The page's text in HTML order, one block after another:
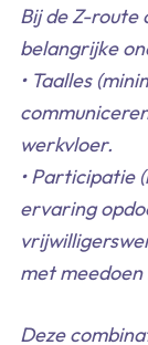
Bij de Z-route
belangrijke
• Taalles
werkvloer.
• Participatie
ervaring
met
Deze